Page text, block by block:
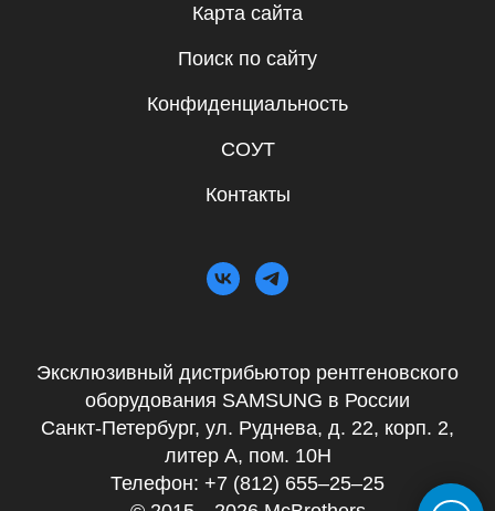
Карта сайта
Поиск по сайту
Конфиденциальность
СОУТ
Контакты
Эксклюзивный дистрибьютор рентгеновского
оборудования SAMSUNG в России
Санкт-Петербург, ул. Руднева, д. 22, корп. 2,
литер А, пом. 10Н
Телефон: +7 (812) 655–25–25